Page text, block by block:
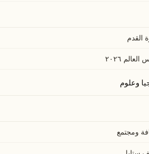
القدم
٢٠٢٦
وعلوم
ومجتمع